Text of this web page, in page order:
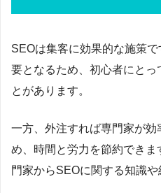
SEOは集客に効果的な施策
要となるため、初心者にとっ
とがあります。
一方、外注すれば専門家が
め、時間と労力を節約でき
門家からSEOに関する知識や